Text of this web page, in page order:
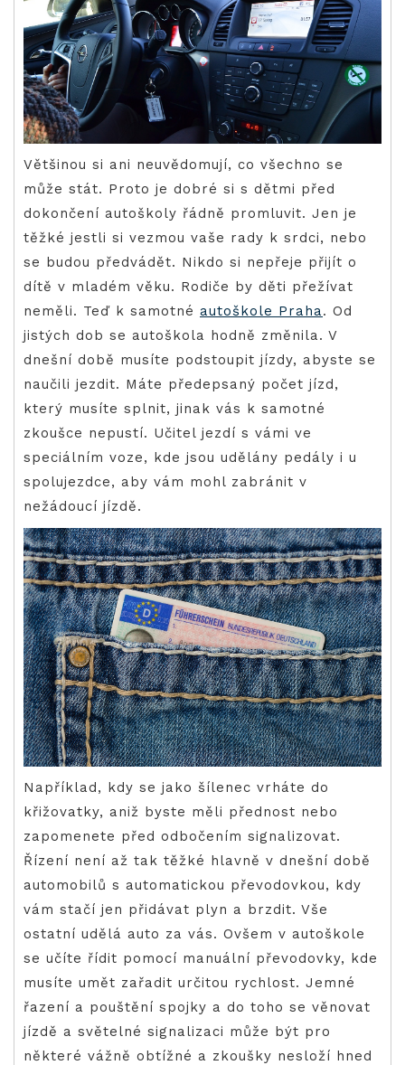
Většinou si ani neuvědomují, co všechno se
může stát. Proto je dobré si s dětmi před
dokončení autoškoly řádně promluvit. Jen je
těžké jestli si vezmou vaše rady k srdci, nebo
se budou předvádět. Nikdo si nepřeje přijít o
dítě v mladém věku. Rodiče by děti přežívat
neměli. Teď k samotné autoškole Praha. Od
jistých dob se autoškola hodně změnila. V
dnešní době musíte podstoupit jízdy, abyste se
naučili jezdit. Máte předepsaný počet jízd,
který musíte splnit, jinak vás k samotné
zkoušce nepustí. Učitel jezdí s vámi ve
speciálním voze, kde jsou udělány pedály i u
spolujezdce, aby vám mohl zabránit v
nežádoucí jízdě.
Například, kdy se jako šílenec vrháte do
křižovatky, aniž byste měli přednost nebo
zapomenete před odbočením signalizovat.
Řízení není až tak těžké hlavně v dnešní době
automobilů s automatickou převodovkou, kdy
vám stačí jen přidávat plyn a brzdit. Vše
ostatní udělá auto za vás. Ovšem v autoškole
se učíte řídit pomocí manuální převodovky, kde
musíte umět zařadit určitou rychlost. Jemné
řazení a pouštění spojky a do toho se věnovat
jízdě a světelné signalizaci může být pro
některé vážně obtížné a zkoušky nesloží hned